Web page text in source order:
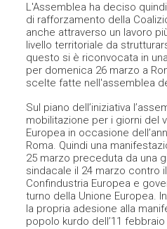
L'Assemblea ha deciso
di rafforzamento della
anche attraverso un lavoro
livello territoriale da
questo si è riconvocata in
per domenica 26 marzo a
scelte fatte nell'assemblea
Sul piano dell’iniziativa
mobilitazione per i giorni del
Europea in occasione
Roma. Quindi una
25 marzo preceduta da una
sindacale il 24 marzo contro
Confindustria Europea e
turno della Unione Europea.
la propria adesione alla
popolo kurdo dell’11